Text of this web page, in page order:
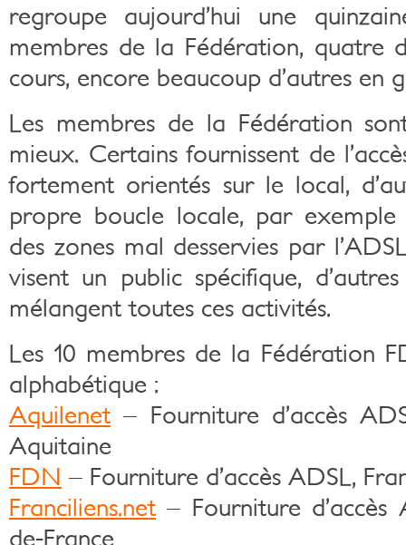
regroupe aujourd’hui une
membres de la Fédération, quatre
cours, encore beaucoup d’autres en
Les membres de la Fédération
mieux. Certains fournissent de
fortement orientés sur le local,
propre boucle locale, par
des zones mal desservies par
visent un public spécifique,
mélangent toutes ces activités.
Les 10 membres de la Fédération
alphabétique :
Aquilenet – Fourniture d’accès
Aquitaine
FDN – Fourniture d’accès ADSL,
Franciliens.net – Fourniture
de-France